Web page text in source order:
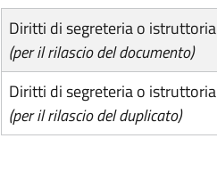
Diritti di segreteria o istruttoria
(per il rilascio del documento)
Diritti di segreteria o istruttoria
(per il rilascio del duplicato)